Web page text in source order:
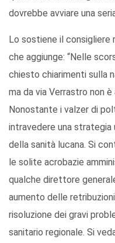
dovrebbe avviare una
Lo sostiene il consigliere
che aggiunge: “Nelle
chiesto chiarimenti sulla
ma da via Verrastro non
Nonostante i valzer di
intravedere una strategia
della sanità lucana. Si
le solite acrobazie
qualche direttore
aumento delle
risoluzione dei gravi
sanitario regionale. Si